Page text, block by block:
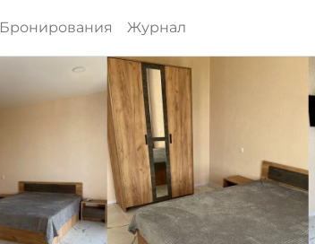
Бронирования Журнал